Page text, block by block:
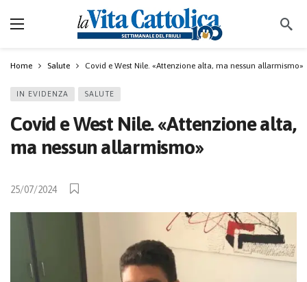
Home Salute Covid e West Nile. «Attenzione alta, ma nessun allarmismo»
IN EVIDENZA SALUTE
Covid e West Nile. «Attenzione alta,
ma nessun allarmismo»
25/07/2024